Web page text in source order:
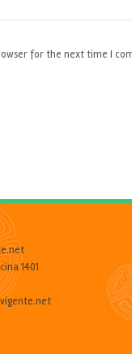
for the next time I
1401